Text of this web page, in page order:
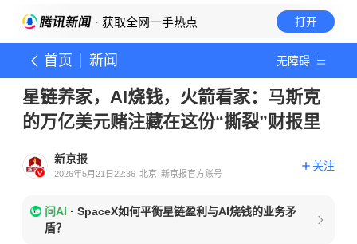
· 获取全网一手热点 打开
首页 新闻 无障碍
星链养家，AI烧钱，火箭看家：马斯克
的万亿美元赌注藏在这份“撕裂”财报里
新京报
2026年5月21日22:36 北京 新京报官方账号
关注
问AI · SpaceX如何平衡星链盈利与AI烧钱的业务矛
盾？